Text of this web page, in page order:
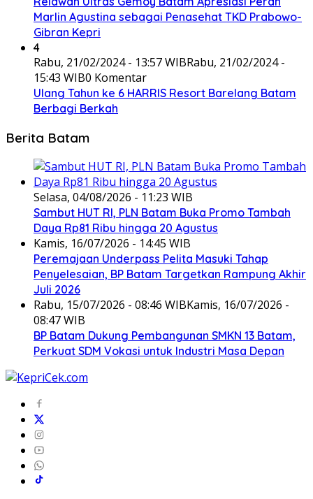
Marlin Agustina sebagai Penasehat TKD Prabowo-
Gibran Kepri
4
Rabu, 21/02/2024 - 13:57 WIBRabu, 21/02/2024 -
15:43 WIB0 Komentar
Ulang Tahun ke 6 HARRIS Resort Barelang Batam
Berbagi Berkah
Berita Batam
Selasa, 04/08/2026 - 11:23 WIB
Sambut HUT RI, PLN Batam Buka Promo Tambah
Daya Rp81 Ribu hingga 20 Agustus
Kamis, 16/07/2026 - 14:45 WIB
Peremajaan Underpass Pelita Masuki Tahap
Penyelesaian, BP Batam Targetkan Rampung Akhir
Juli 2026
Rabu, 15/07/2026 - 08:46 WIBKamis, 16/07/2026 -
08:47 WIB
BP Batam Dukung Pembangunan SMKN 13 Batam,
Perkuat SDM Vokasi untuk Industri Masa Depan